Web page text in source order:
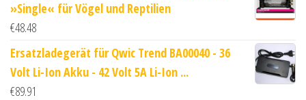
»Single« für Vögel und Reptilien
€48.48
Ersatzladegerät für Qwic Trend BA00040 - 36
Volt Li-Ion Akku - 42 Volt 5A Li-Ion ...
€89.91